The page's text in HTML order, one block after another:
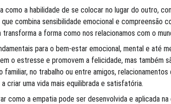
como a habilidade de se colocar no lugar do outro,
combina sensibilidade emocional e compreensão
a forma como nos relacionamos com o
para o bem-estar emocional, mental e até
o estresse e promovem a felicidade, mas também
familiar, no trabalho ou entre amigos,
criar uma vida mais equilibrada e satisfatória.
como a empatia pode ser desenvolvida e aplicada